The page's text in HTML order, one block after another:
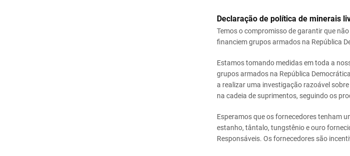
Declaração de política de minerais
Temos o compromisso de garantir que
financiem grupos armados na República
Estamos tomando medidas em toda a
grupos armados na República
a realizar uma investigação razoável
na cadeia de suprimentos, seguindo os
Esperamos que os fornecedores tenham
estanho, tântalo, tungstênio e ouro
Responsáveis. Os fornecedores são